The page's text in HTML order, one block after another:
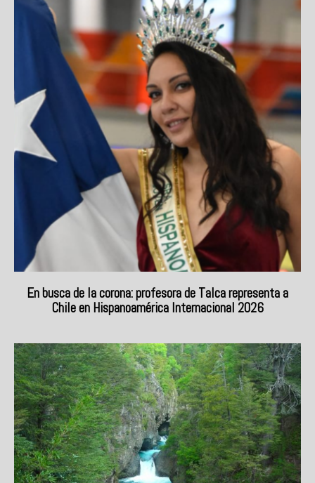
En busca de la corona: profesora de Talca representa a
Chile en Hispanoamérica Internacional 2026